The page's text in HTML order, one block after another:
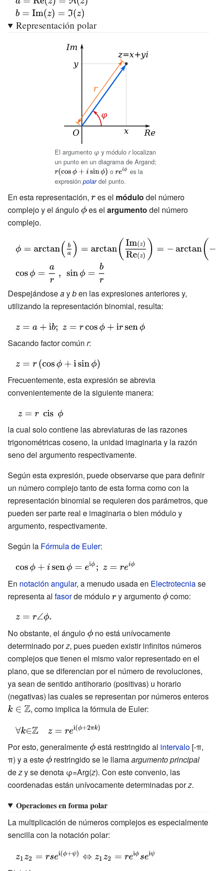
a=
{\hbox{Re}}
{\displaystyle
b=
Representación polar
El argumento φ y módulo rlocalizan
un punto en un diagrama de Argand;
o {\displaystyle
re^{i\phi }}
es la
expresión polardel punto.
En esta representación, {\displaystyle
\textstyle {r}}
es el módulo del número
complejo y el ángulo {\displaystyle
es el argumento del número
complejo.
{\displaystyle
\textstyle {\phi
}=\arctan
\left({\frac {b}
{a}}\right)=\arctan
\left({\frac
{{\hbox{Re}}
(z)}}\right)=-
\arctan \left(-
{\frac {{\hbox{Im}}
(z)}{{\hbox{Re}}
(z)}}\right)}
{\displaystyle
\cos \phi =
{\frac {a}{r}}\
,\ \sin \phi =
Despejándoseayben las expresiones anteriores y,
utilizando la representación binomial, resulta:
{\displaystyle
z=a+\mathrm
{\phi }+\mathrm
{i}
r\operatorname
Sacando factor común r:
{\displaystyle
z=r\left(\cos
{\phi
\sin {\phi
}\right)}
Frecuentemente, esta expresión se abrevia
convenientemente de la siguiente manera:
{\displaystyle \
z=r\;\operatorname
{cis} \;{\phi }}
la cual solo contiene las abreviaturas de las razones
trigonométricas coseno, la unidad imaginaria y la razón
seno del argumento respectivamente.
Según esta expresión, puede observarse que para definir
un número complejo tanto de esta forma como con la
representación binomial se requieren dos parámetros, que
pueden ser parte real e imaginaria o bien módulo y
argumento, respectivamente.
Según la Fórmula de Euler:
{\displaystyle
\cos {\phi
}+i\operatorname
{sen} {\phi
}=e^{\mathrm {i}
\phi };\;z=re^{i\phi
}}
En notación angular, a menudo usada en Electrotecniase
representa al fasorde módulo{\displaystyle
y argumento{\displaystyle
como:
{\displaystyle
z=r\angle
\phi .}
No obstante, el ángulo {\displaystyle
\phi }
no está unívocamente
determinado porz, pues pueden existir infinitos números
complejos que tienen el mismo valor representado en el
plano, que se diferencian por el número de revoluciones,
ya sean de sentido antihorario (positivas) u horario
(negativas) las cuales se representan por números enteros
{\displaystyle
{Z} }
, como implica la fórmula de Euler:
{\displaystyle
\forall {k}{\in
}\mathbb {Z}
\quad
z=re^{\mathrm
{}k)}}
Por esto, generalmente {\displaystyle
\phi }
está restringido al intervalo[-π,
π) y a este {\displaystyle
\phi }
restringido se le llamaargumento principal
dezy se denota φ=Arg(z). Con este convenio, las
coordenadas están unívocamente determinadas porz.
Operaciones en forma polar
La multiplicación de números complejos es especialmente
sencilla con la notación polar:
{\displaystyle
z_{1}z_{2}=rse^{\mathrm